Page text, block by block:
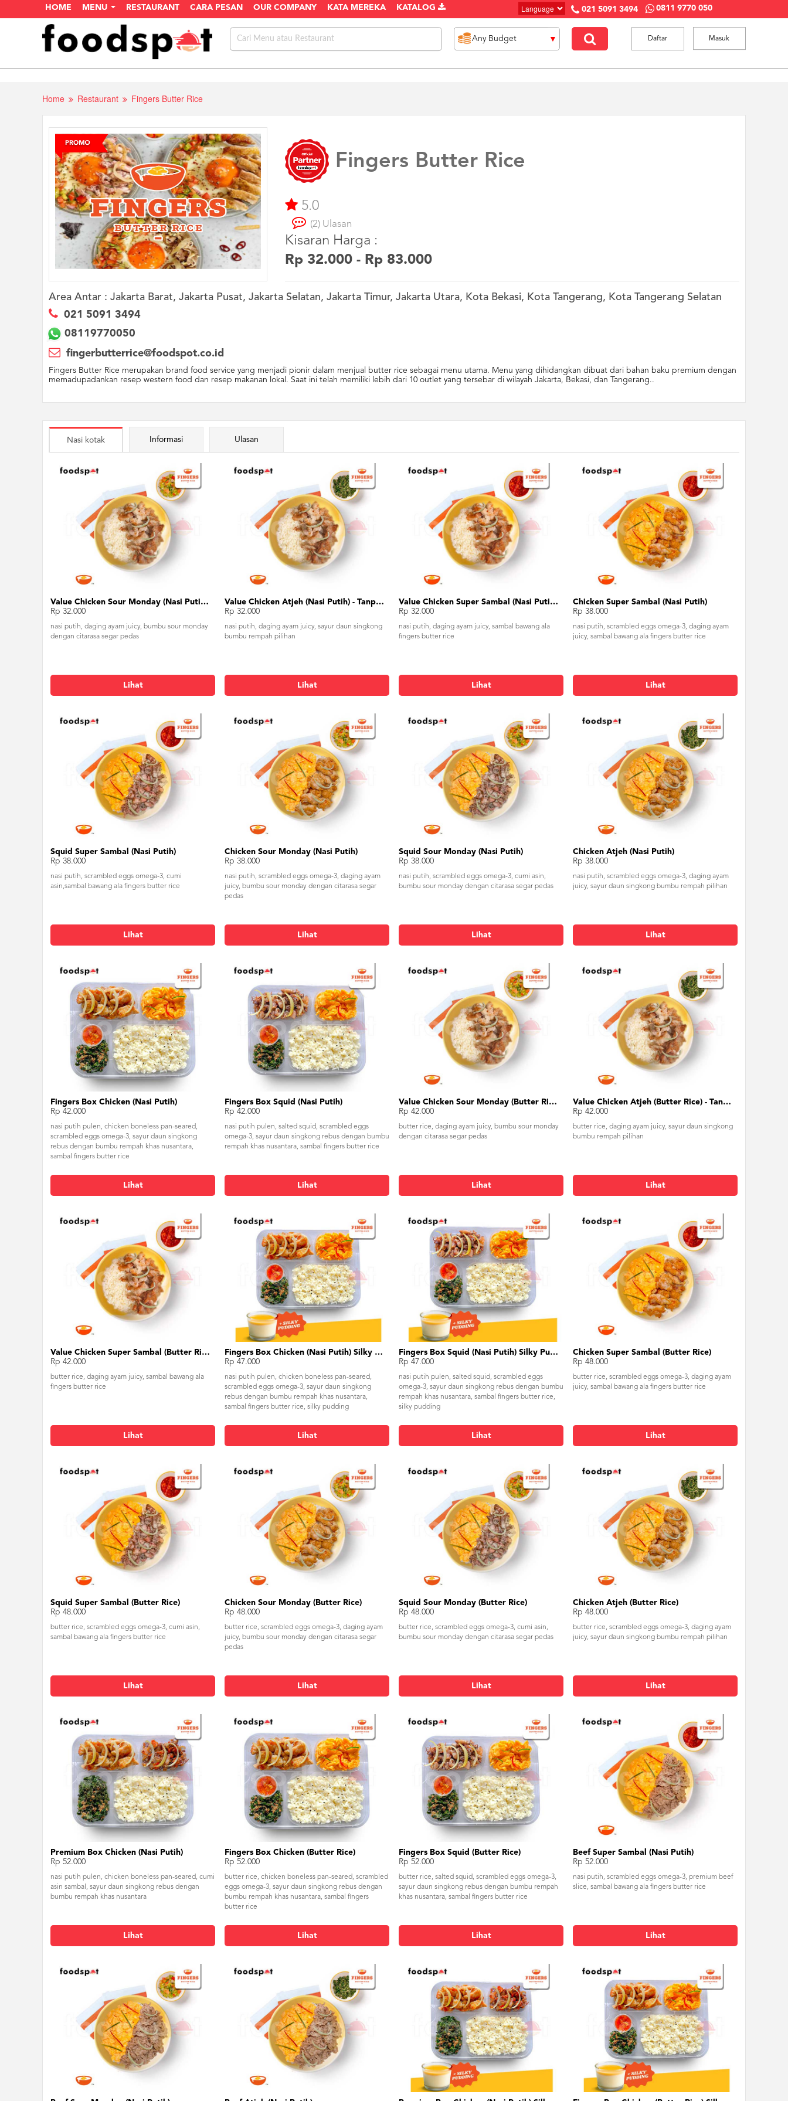
HOME MENU RESTAURANT CARA PESAN OUR COMPANY KATA MEREKA KATALOG 021 5091 3494 0811 9770 050
Masuk
Daftar
Home Restaurant Fingers Butter Rice
Fingers Butter Rice
5.0
(2) Ulasan
Kisaran Harga :
Rp 32.000 - Rp 83.000
Area Antar : Jakarta Barat, Jakarta Pusat, Jakarta Selatan, Jakarta Timur, Jakarta Utara, Kota Bekasi, Kota Tangerang, Kota Tangerang Selatan
021 5091 3494
08119770050
fingerbutterrice@foodspot.co.id
Fingers Butter Rice merupakan brand food service yang menjadi pionir dalam menjual butter rice sebagai menu utama. Menu yang dihidangkan dibuat dari bahan baku premium dengan
memadupadankan resep western food dan resep makanan lokal. Saat ini telah memiliki lebih dari 10 outlet yang tersebar di wilayah Jakarta, Bekasi, dan Tangerang..
Nasi kotak Informasi Ulasan
Value Chicken Sour Monday (Nasi Putih) - Tanpa Telur
Rp 32.000
nasi putih, daging ayam juicy, bumbu sour monday
dengan citarasa segar pedas
Lihat
Value Chicken Atjeh (Nasi Putih) - Tanpa Telur
Rp 32.000
nasi putih, daging ayam juicy, sayur daun singkong
bumbu rempah pilihan
Lihat
Value Chicken Super Sambal (Nasi Putih) - Tanpa Telur
Rp 32.000
nasi putih, daging ayam juicy, sambal bawang ala
fingers butter rice
Lihat
Chicken Super Sambal (Nasi Putih)
Rp 38.000
nasi putih, scrambled eggs omega-3, daging ayam
juicy, sambal bawang ala fingers butter rice
Lihat
Squid Super Sambal (Nasi Putih)
Rp 38.000
nasi putih, scrambled eggs omega-3, cumi
asin,sambal bawang ala fingers butter rice
Lihat
Chicken Sour Monday (Nasi Putih)
Rp 38.000
nasi putih, scrambled eggs omega-3, daging ayam
juicy, bumbu sour monday dengan citarasa segar
pedas
Lihat
Squid Sour Monday (Nasi Putih)
Rp 38.000
nasi putih, scrambled eggs omega-3, cumi asin,
bumbu sour monday dengan citarasa segar pedas
Lihat
Chicken Atjeh (Nasi Putih)
Rp 38.000
nasi putih, scrambled eggs omega-3, daging ayam
juicy, sayur daun singkong bumbu rempah pilihan
Lihat
Fingers Box Chicken (Nasi Putih)
Rp 42.000
nasi putih pulen, chicken boneless pan-seared,
scrambled eggs omega-3, sayur daun singkong
rebus dengan bumbu rempah khas nusantara,
sambal fingers butter rice
Lihat
Fingers Box Squid (Nasi Putih)
Rp 42.000
nasi putih pulen, salted squid, scrambled eggs
omega-3, sayur daun singkong rebus dengan bumbu
rempah khas nusantara, sambal fingers butter rice
Lihat
Value Chicken Sour Monday (Butter Rice) - Tanpa Telur
Rp 42.000
butter rice, daging ayam juicy, bumbu sour monday
dengan citarasa segar pedas
Lihat
Value Chicken Atjeh (Butter Rice) - Tanpa Telur
Rp 42.000
butter rice, daging ayam juicy, sayur daun singkong
bumbu rempah pilihan
Lihat
Value Chicken Super Sambal (Butter Rice) - Tanpa Telur
Rp 42.000
butter rice, daging ayam juicy, sambal bawang ala
fingers butter rice
Lihat
Fingers Box Chicken (Nasi Putih) Silky Pudding
Rp 47.000
nasi putih pulen, chicken boneless pan-seared,
scrambled eggs omega-3, sayur daun singkong
rebus dengan bumbu rempah khas nusantara,
sambal fingers butter rice, silky pudding
Lihat
Fingers Box Squid (Nasi Putih) Silky Pudding
Rp 47.000
nasi putih pulen, salted squid, scrambled eggs
omega-3, sayur daun singkong rebus dengan bumbu
rempah khas nusantara, sambal fingers butter rice,
silky pudding
Lihat
Chicken Super Sambal (Butter Rice)
Rp 48.000
butter rice, scrambled eggs omega-3, daging ayam
juicy, sambal bawang ala fingers butter rice
Lihat
Squid Super Sambal (Butter Rice)
Rp 48.000
butter rice, scrambled eggs omega-3, cumi asin,
sambal bawang ala fingers butter rice
Lihat
Chicken Sour Monday (Butter Rice)
Rp 48.000
butter rice, scrambled eggs omega-3, daging ayam
juicy, bumbu sour monday dengan citarasa segar
pedas
Lihat
Squid Sour Monday (Butter Rice)
Rp 48.000
butter rice, scrambled eggs omega-3, cumi asin,
bumbu sour monday dengan citarasa segar pedas
Lihat
Chicken Atjeh (Butter Rice)
Rp 48.000
butter rice, scrambled eggs omega-3, daging ayam
juicy, sayur daun singkong bumbu rempah pilihan
Lihat
Premium Box Chicken (Nasi Putih)
Rp 52.000
nasi putih pulen, chicken boneless pan-seared, cumi
asin sambal, sayur daun singkong rebus dengan
bumbu rempah khas nusantara
Lihat
Fingers Box Chicken (Butter Rice)
Rp 52.000
butter rice, chicken boneless pan-seared, scrambled
eggs omega-3, sayur daun singkong rebus dengan
bumbu rempah khas nusantara, sambal fingers
butter rice
Lihat
Fingers Box Squid (Butter Rice)
Rp 52.000
butter rice, salted squid, scrambled eggs omega-3,
sayur daun singkong rebus dengan bumbu rempah
khas nusantara, sambal fingers butter rice
Lihat
Beef Super Sambal (Nasi Putih)
Rp 52.000
nasi putih, scrambled eggs omega-3, premium beef
slice, sambal bawang ala fingers butter rice
Lihat